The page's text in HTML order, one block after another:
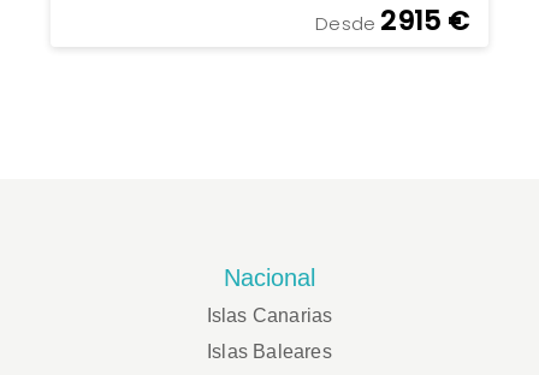
Desde 2915 €
Nacional
Islas Canarias
Islas Baleares